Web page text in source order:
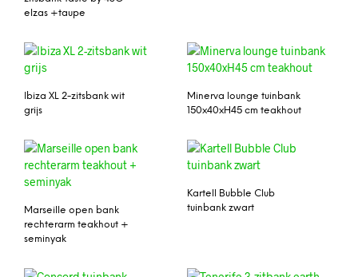
elzas +taupe
Ibiza XL 2-zitsbank wit
grijs
Minerva lounge tuinbank
150x40xH45 cm teakhout
Marseille open bank
rechterarm teakhout +
seminyak
Kartell Bubble Club
tuinbank zwart